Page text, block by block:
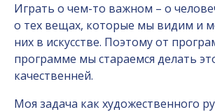
Играть о чем-то важном – о
о тех вещах, которые мы видим и
них в искусстве. Поэтому от
программе мы стараемся делать
качественней.
Моя задача как художественного